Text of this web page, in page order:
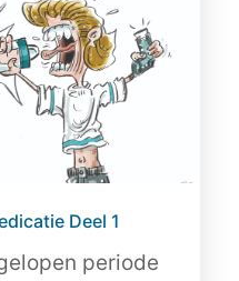
Deel 1
periode